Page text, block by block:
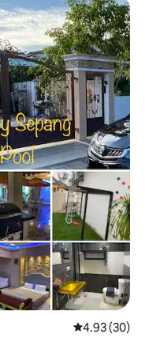
คะแนนเฉลี่ย
4.93 (30)